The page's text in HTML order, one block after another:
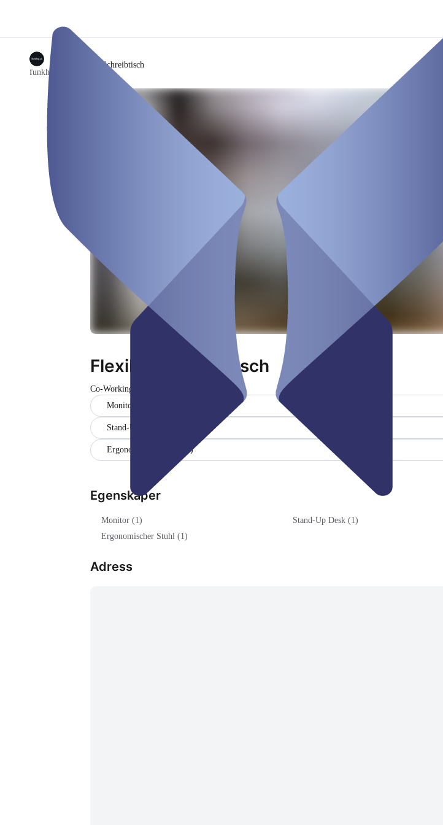
funkhaus
Flexibler Schreibtisch
Flexibler Schreibtisch
Co-Working Space
Monitor (1)
Stand-Up Desk (1)
Ergonomischer Stuhl (1)
Egenskaper
Monitor (1)
Stand-Up Desk (1)
Ergonomischer Stuhl (1)
Adress